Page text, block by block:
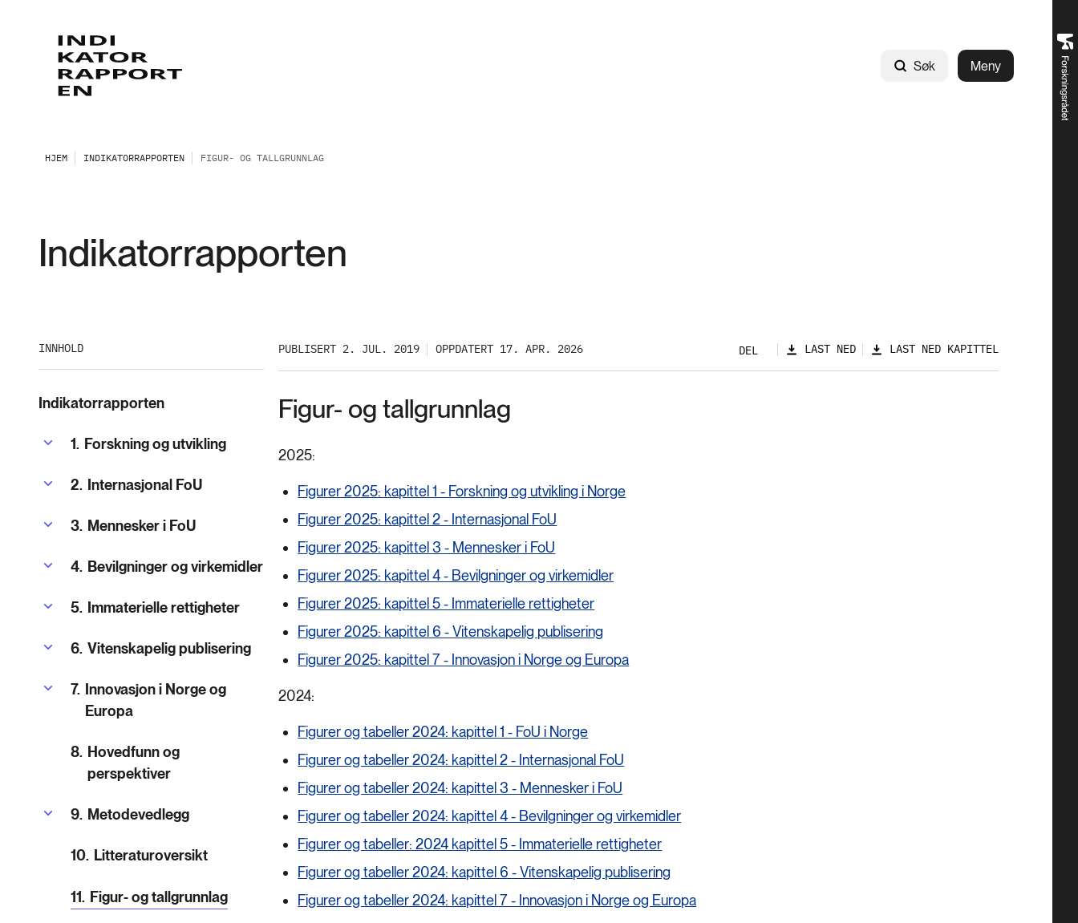
Søk Meny
HJEM INDIKATORRAPPORTEN FIGUR- OG TALLGRUNNLAG
Indikatorrapporten
INNHOLD
Indikatorrapporten
1. Forskning og utvikling
2. Internasjonal FoU
3. Mennesker i FoU
4. Bevilgninger og virkemidler
5. Immaterielle rettigheter
6. Vitenskapelig publisering
7. Innovasjon i Norge og
Europa
8. Hovedfunn og
perspektiver
9. Metodevedlegg
10. Litteraturoversikt
11. Figur- og tallgrunnlag
PUBLISERT 2. JUL. 2019 OPPDATERT 17. APR. 2026 DEL LAST NED LAST NED KAPITTEL
Figur- og tallgrunnlag
2025:
Figurer 2025: kapittel 1 - Forskning og utvikling i Norge
Figurer 2025: kapittel 2 - Internasjonal FoU
Figurer 2025: kapittel 3 - Mennesker i FoU
Figurer 2025: kapittel 4 - Bevilgninger og virkemidler
Figurer 2025: kapittel 5 - Immaterielle rettigheter
Figurer 2025: kapittel 6 - Vitenskapelig publisering
Figurer 2025: kapittel 7 - Innovasjon i Norge og Europa
2024:
Figurer og tabeller 2024: kapittel 1 - FoU i Norge
Figurer og tabeller 2024: kapittel 2 - Internasjonal FoU
Figurer og tabeller 2024: kapittel 3 - Mennesker i FoU
Figurer og tabeller 2024: kapittel 4 - Bevilgninger og virkemidler
Figurer og tabeller: 2024 kapittel 5 - Immaterielle rettigheter
Figurer og tabeller 2024: kapittel 6 - Vitenskapelig publisering
Figurer og tabeller 2024: kapittel 7 - Innovasjon i Norge og Europa